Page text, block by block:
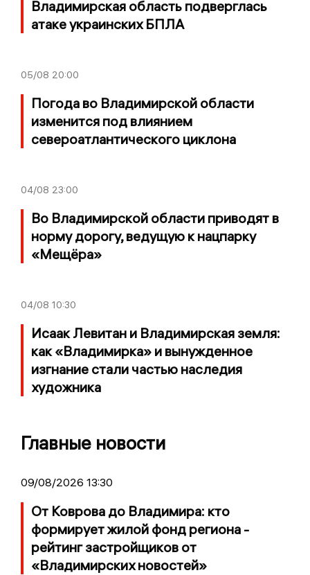
Владимирская область подверглась
атаке украинских БПЛА
05/08 20:00
Погода во Владимирской области
изменится под влиянием
североатлантического циклона
04/08 23:00
Во Владимирской области приводят в
норму дорогу, ведущую к нацпарку
«Мещёра»
04/08 10:30
Исаак Левитан и Владимирская земля:
как «Владимирка» и вынужденное
изгнание стали частью наследия
художника
Главные новости
09/08/2026 13:30
От Коврова до Владимира: кто
формирует жилой фонд региона -
рейтинг застройщиков от
«Владимирских новостей»